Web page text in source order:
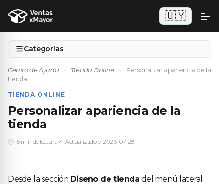
🇺🇾
Categorías
Centro de Ayuda › Tienda Online ›
Personalizar apariencia de la
tienda
TIENDA ONLINE
Personalizar apariencia de la
tienda
5 min de lectura Actualizado el 2026-07-28
Desde la sección Diseño de tienda del menú lateral